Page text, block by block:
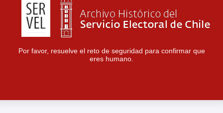
Por favor, resuelve el reto de seguridad para confirmar que
eres humano.